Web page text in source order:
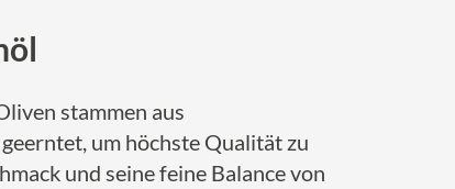
stammen aus
um höchste Qualität zu
und seine feine Balance von